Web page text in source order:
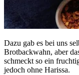
Dazu gab es bei uns
Brotbackwahn, aber
schmeckt so ein
jedoch ohne Harissa.